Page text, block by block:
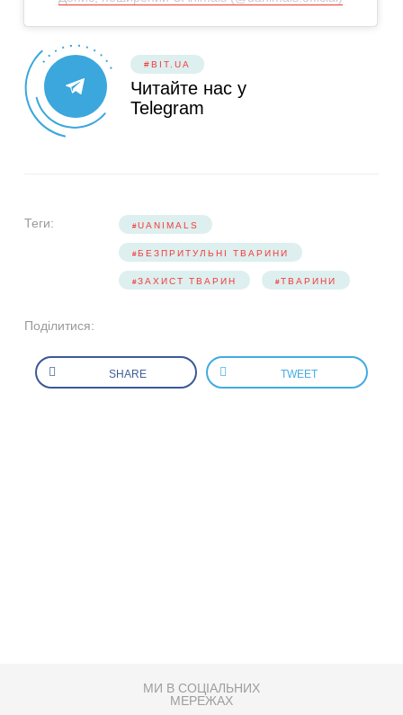
#BIT.UA
Читайте нас у
Telegram
Теги: UANIMALS
БЕЗПРИТУЛЬНІ ТВАРИНИ
ЗАХИСТ ТВАРИН ТВАРИНИ
Поділитися:
SHARE TWEET
МИ В СОЦІАЛЬНИХ
МЕРЕЖАХ